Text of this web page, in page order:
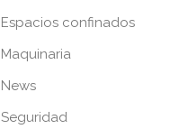
Espacios confinados
Maquinaria
News
Seguridad